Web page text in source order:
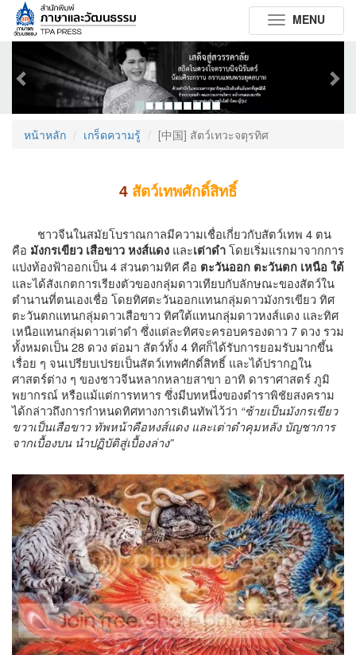
Toggle
navigation
MENU
Previous
หน้าหลัก เกร็ดความรู้ [中国] สัตว์เทวะจตุรทิศ
4 สัตว์เทพศักดิ์สิทธิ์
ชาวจีนในสมัยโบราณกาลมีความเชื่อเกี่ยวกับสัตว์เทพ 4 ตน
คือ มังกรเขียว เสือขาว หงส์แดง และเต่าดำโดยเริ่มแรกมาจากการ
แบ่งท้องฟ้าออกเป็น 4 ส่วนตามทิศ คือ ตะวันออก ตะวันตก เหนือ ใต้
และได้สังเกตการเรียงตัวของกลุ่มดาวเทียบกับลักษณะของสัตว์ใน
ตำนานที่ตนเองเชื่อ โดยทิศตะวันออกแทนกลุ่มดาวมังกรเขียว ทิศ
ตะวันตกแทนกลุ่มดาวเสือขาว ทิศใต้แทนกลุ่มดาวหงส์แดง และทิศ
เหนือแทนกลุ่มดาวเต่าดำ ซึ่งแต่ละทิศจะครอบครองดาว 7 ดวง รวม
ทั้งหมดเป็น 28 ดวง ต่อมา สัตว์ทั้ง 4 ทิศก็ได้รับการยอมรับมากขึ้น
เรื่อย ๆ จนเปรียบเปรยเป็นสัตว์เทพศักดิ์สิทธิ์ และได้ปรากฏใน
ศาสตร์ต่าง ๆ ของชาวจีนหลากหลายสาขา อาทิ ดาราศาสตร์ ภูมิ
พยากรณ์ หรือแม้แต่การทหาร ซึ่งมีบทหนึ่งของตำราพิชัยสงคราม
ได้กล่าวถึงการกำหนดทิศทางการเดินทัพไว้ว่า “ซ้ายเป็นมังกรเขียว
ขวาเป็นเสือขาว ทัพหน้าคือหงส์แดง และเต่าดำคุมหลัง บัญชาการ
จากเบื้องบน นำปฏิบัติสู่เบื้องล่าง”